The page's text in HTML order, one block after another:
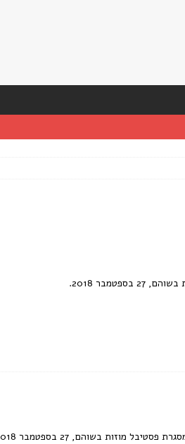
2018.
מוזות בשוהם, 27 בספטמבר 2018.